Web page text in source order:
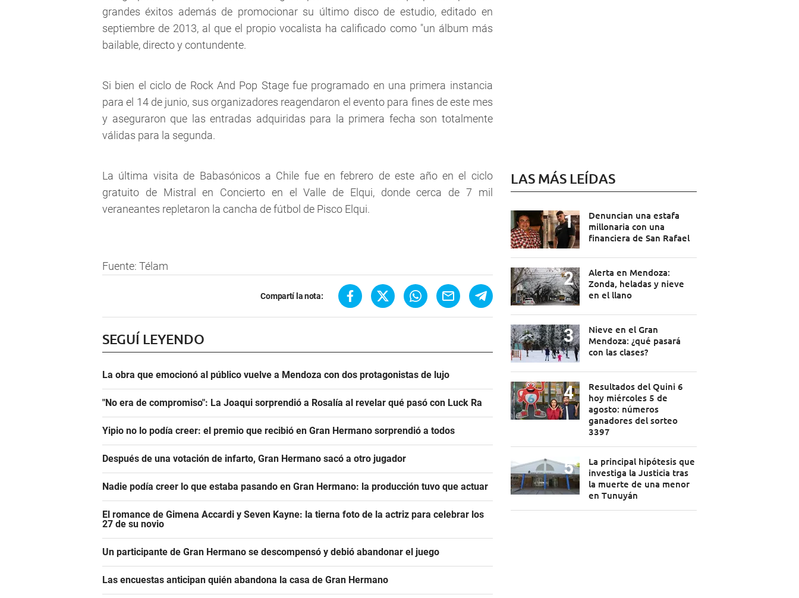
grandes éxitos además de promocionar su último disco de estudio, editado en
septiembre de 2013, al que el propio vocalista ha calificado como "un álbum más
bailable, directo y contundente.
Si bien el ciclo de Rock And Pop Stage fue programado en una primera instancia
para el 14 de junio, sus organizadores reagendaron el evento para fines de este mes
y aseguraron que las entradas adquiridas para la primera fecha son totalmente
válidas para la segunda.
La última visita de Babasónicos a Chile fue en febrero de este año en el ciclo
gratuito de Mistral en Concierto en el Valle de Elqui, donde cerca de 7 mil
veraneantes repletaron la cancha de fútbol de Pisco Elqui.
Fuente: Télam
Compartí la nota:
SEGUÍ LEYENDO
La obra que emocionó al público vuelve a Mendoza con dos protagonistas de lujo
"No era de compromiso": La Joaqui sorprendió a Rosalía al revelar qué pasó con Luck Ra
Yipio no lo podía creer: el premio que recibió en Gran Hermano sorprendió a todos
Después de una votación de infarto, Gran Hermano sacó a otro jugador
Nadie podía creer lo que estaba pasando en Gran Hermano: la producción tuvo que actuar
El romance de Gimena Accardi y Seven Kayne: la tierna foto de la actriz para celebrar los
27 de su novio
Un participante de Gran Hermano se descompensó y debió abandonar el juego
Las encuestas anticipan quién abandona la casa de Gran Hermano
LAS MÁS LEÍDAS
Denuncian una estafa
millonaria con una
financiera de San Rafael
Alerta en Mendoza:
Zonda, heladas y nieve
en el llano
Nieve en el Gran
Mendoza: ¿qué pasará
con las clases?
Resultados del Quini 6
hoy miércoles 5 de
agosto: números
ganadores del sorteo
3397
La principal hipótesis que
investiga la Justicia tras
la muerte de una menor
en Tunuyán